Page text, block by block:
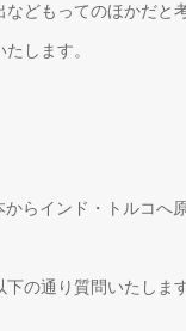
どもってのほかだと
します。
からインド・トルコへ
の通り質問いたしま